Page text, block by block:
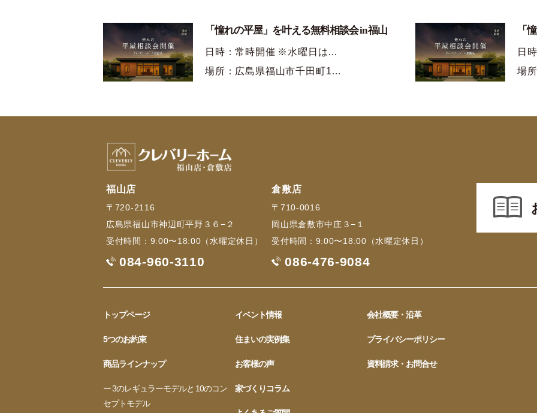
「憧れの平屋」を叶える無料相談会 in 福山
日時：常時開催 ※水曜日は…
場所：広島県福山市千田町1…
「
日
場
福山店
〒720-2116
広島県福山市神辺町平野３６−２
受付時間：9:00〜18:00（水曜定休日）
084-960-3110
倉敷店
〒710-0016
岡山県倉敷市中庄３−１
受付時間：9:00〜18:00（水曜定休日）
086-476-9084
トップページ
5つのお約束
商品ラインナップ
ー 3のレギュラーモデルと 10のコン
セプトモデル
イベント情報
住まいの実例集
お客様の声
家づくりコラム
会社概要・沿革
プライバシーポリシー
資料請求・お問合せ